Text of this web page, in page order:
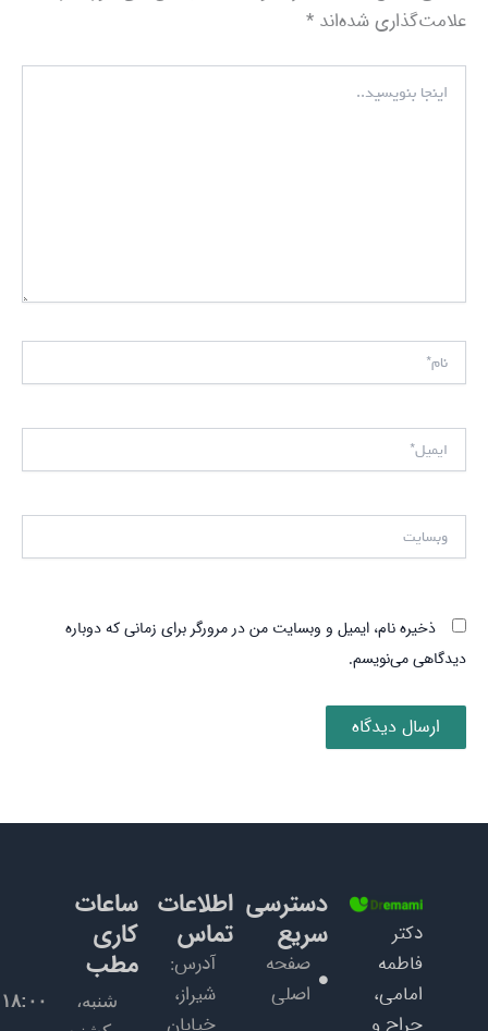
علامت‌گذاری شده‌اند *
بنویسید..
ذخیره نام، ایمیل و وبسایت من در مرورگر برای زمانی که دوباره
دیدگاهی می‌نویسم.
دکتر
فاطمه
امامی،
دسترسی
سریع
صفحه
اصلی
اطلاعات
تماس
آدرس:
شیراز،
ساعات
کاری
مطب
شنبه،
۱۸:۰۰